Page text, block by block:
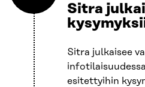
Sitra
Sitra julkaisee
esitettyihin